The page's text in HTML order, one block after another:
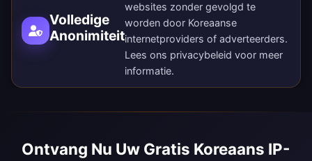
Volledige
Anonimiteit
websites zonder gevolgd te
worden door Koreaanse
internetproviders of adverteerders.
Lees ons privacybeleid voor meer
informatie.
Ontvang Nu Uw Gratis Koreaans IP-